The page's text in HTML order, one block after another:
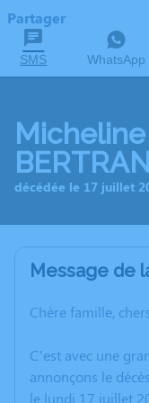
Partager
SMS WhatsApp
Micheline
décédée le 17 juillet
Message de
Chère famille,
C’est avec une
annonçons le
le lundi 17 juillet